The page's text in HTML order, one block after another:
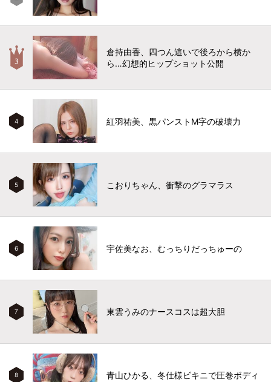
倉持由香、四つん這いで後ろから横か
ら…幻想的ヒップショット公開
4 紅羽祐美、黒パンストM字の破壊力
5 こおりちゃん、衝撃のグラマラス
6 宇佐美なお、むっちりだっちゅーの
7 東雲うみのナースコスは超大胆
8 青山ひかる、冬仕様ビキニで圧巻ボディ